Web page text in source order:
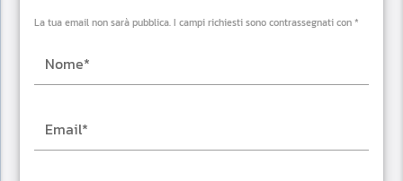
La tua email non sarà pubblica. I campi richiesti sono contrassegnati con *